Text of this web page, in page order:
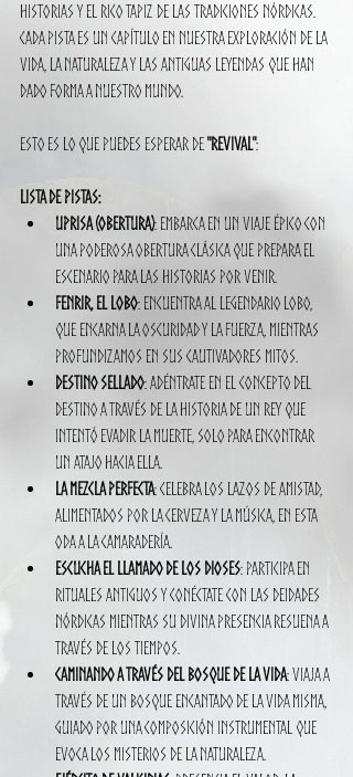
historias y el rico tapiz de las tradiciones nórdicas.
Cada pista es un capítulo en nuestra exploración de la
vida, la naturaleza y las antiguas leyendas que han
dado forma a nuestro mundo.
Esto es lo que puedes esperar de "Revival":
Lista de pistas:
Uprisa (Obertura): Embarca en un viaje épico con
una poderosa obertura clásica que prepara el
escenario para las historias por venir.
Fenrir, El Lobo: Encuentra al legendario lobo,
que encarna la oscuridad y la fuerza, mientras
profundizamos en sus cautivadores mitos.
Destino Sellado: Adéntrate en el concepto del
destino a través de la historia de un rey que
intentó evadir la muerte, solo para encontrar
un atajo hacia ella.
La Mezcla Perfecta: Celebra los lazos de amistad,
alimentados por la cerveza y la música, en esta
oda a la camaradería.
Escucha el Llamado de los Dioses: Participa en
rituales antiguos y conéctate con las deidades
nórdicas mientras su divina presencia resuena a
través de los tiempos.
Caminando a Través del Bosque de la Vida: Viaja a
través de un bosque encantado de la vida misma,
guiado por una composición instrumental que
evoca los misterios de la naturaleza.